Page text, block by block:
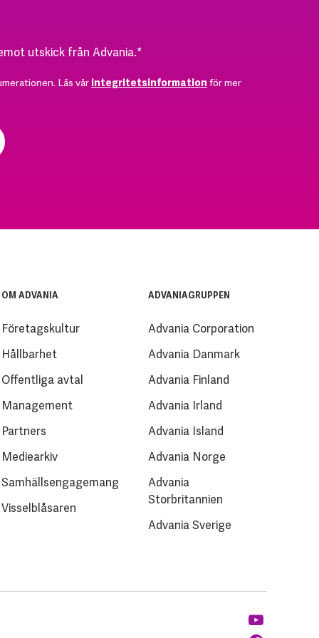
utskick från Advania.*
Läs vår integritetsinformation för mer
OM ADVANIA
Företagskultur
Hållbarhet
Offentliga avtal
Management
Partners
Mediearkiv
Samhällsengagemang
Visselblåsaren
ADVANIAGRUPPEN
Advania Corporation
Advania Danmark
Advania Finland
Advania Irland
Advania Island
Advania Norge
Advania
Storbritannien
Advania Sverige